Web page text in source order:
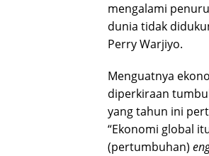
mengalami
dunia tidak
Perry Warjiyo.
Menguatnya
diperkiraan
yang tahun ini
“Ekonomi global
(pertumbuhan)